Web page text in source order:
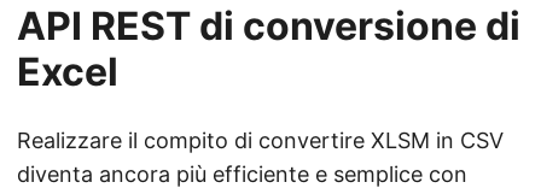
API REST di conversione di
Excel
Realizzare il compito di convertire XLSM in CSV
diventa ancora più efficiente e semplice con